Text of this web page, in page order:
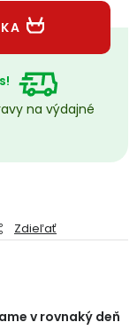
Registrace
na výdajné
Zdieľať
v rovnaký deň